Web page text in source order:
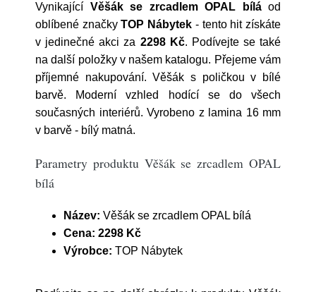
Vynikající Věšák se zrcadlem OPAL bíláod
oblíbené značkyTOP Nábytek - tento hit získáte
v jedinečné akci za 2298 Kč. Podívejte se také
na další položky v našem katalogu. Přejeme vám
příjemné nakupování. Věšák s poličkou v bílé
barvě. Moderní vzhled hodící se do všech
současných interiérů. Vyrobeno z lamina 16 mm
v barvě - bílý matná.
Parametry produktu Věšák se zrcadlem OPAL
bílá
Název: Věšák se zrcadlem OPAL bílá
Cena: 2298 Kč
Výrobce: TOP Nábytek